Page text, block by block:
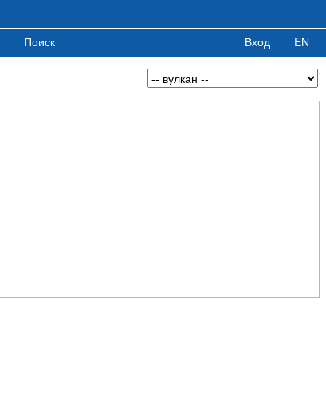
Поиск Вход EN